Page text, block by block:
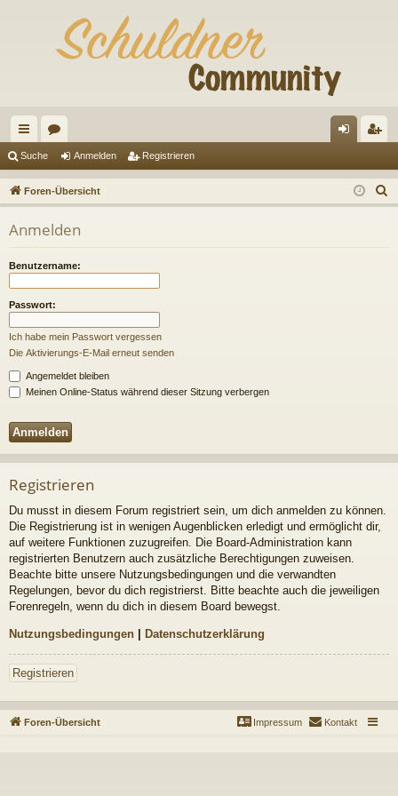
ch
ne
llz
ug
riff
en m
el
ist
rie
Suche Anmelden Registrieren
Foren-Übersicht
u
Anmelden
Benutzername:
Passwort:
Ich habe mein Passwort vergessen
Die Aktivierungs-E-Mail erneut senden
Angemeldet bleiben
Meinen Online-Status während dieser Sitzung verbergen
Registrieren
Du musst in diesem Forum registriert sein, um dich anmelden zu können.
Die Registrierung ist in wenigen Augenblicken erledigt und ermöglicht dir,
auf weitere Funktionen zuzugreifen. Die Board-Administration kann
registrierten Benutzern auch zusätzliche Berechtigungen zuweisen.
Beachte bitte unsere Nutzungsbedingungen und die verwandten
Regelungen, bevor du dich registrierst. Bitte beachte auch die jeweiligen
Forenregeln, wenn du dich in diesem Board bewegst.
Nutzungsbedingungen | Datenschutzerklärung
Registrieren
Foren-Übersicht Kontakt
Impressum